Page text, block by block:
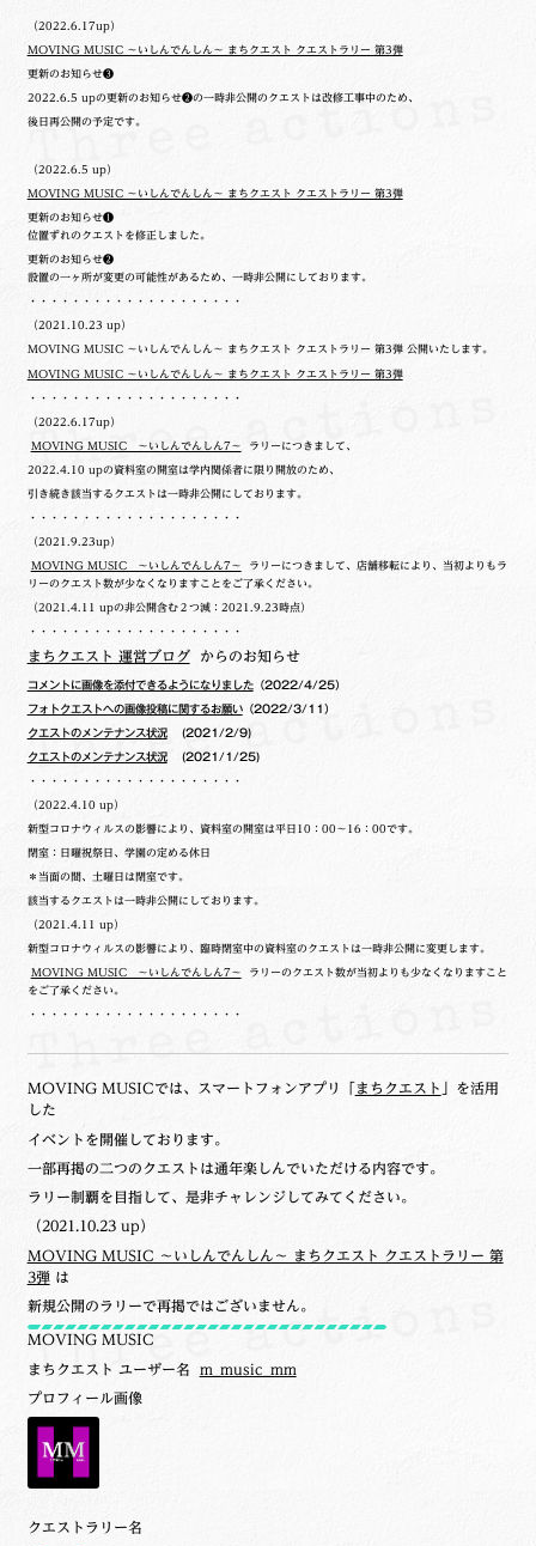
（2022.6.17up）
MOVING MUSIC ～いしんでんしん～ まちクエスト クエストラリー 第3弾
更新のお知らせ❸
2022.6.5 upの更新のお知らせ❷の一時非公開のクエストは改修工事中のため、
後日再公開の予定です。
（2022.6.5 up）
MOVING MUSIC ～いしんでんしん～ まちクエスト クエストラリー 第3弾
更新のお知らせ❶
位置ずれのクエストを修正しました。
更新のお知らせ❷
設置の一ヶ所が変更の可能性があるため、一時非公開にしております。
・・・・・・・・・・・・・・・・・・・・
（2021.10.23 up）
MOVING MUSIC ～いしんでんしん～ まちクエスト クエストラリー 第3弾 公開いたします。
MOVING MUSIC ～いしんでんしん～ まちクエスト クエストラリー 第3弾
・・・・・・・・・・・・・・・・・・・・
（2022.6.17up）
MOVING MUSIC ～いしんでんしん7～ ラリーにつきまして、
2022.4.10 upの 資料室の開室は学内関係者に限り開放のため、
引き続き該当するクエストは一時非公開にしております。
・・・・・・・・・・・・・・・・・・・・
（2021.9.23up）
MOVING MUSIC ～いしんでんしん7～ ラリーにつきまして、店舗移転により、当初よりもラ
リーのクエスト数が少なくなりますことをご了承ください。
（2021.4.11 upの非公開含む２つ減：2021.9.23時点）
・・・・・・・・・・・・・・・・・・・・
まちクエスト 運営ブログからのお知らせ
コメントに画像を添付できるようになりました（2022/4/25）
フォトクエストへの画像投稿に関するお願い（2022/3/11）
クエストのメンテナンス状況(2021/2/9)
クエストのメンテナンス状況(2021/1/25)
・・・・・・・・・・・・・・・・・・・・
（2022.4.10 up）
新型コロナウィルスの影響により、資料室の開室は平日10：00～16：00です。
閉室：日曜祝祭日、学園の定める休日
＊当面の間、土曜日は閉室です。
該当するクエストは一時非公開にしております。
（2021.4.11 up）
新型コロナウィルスの影響により、臨時閉室中の資料室のクエストは一時非公開に変更します。
MOVING MUSIC ～いしんでんしん7～ ラリーのクエスト数が当初よりも少なくなりますこと
をご了承ください。
・・・・・・・・・・・・・・・・・・・・
MOVING MUSICでは、スマートフォンアプリ「 まちクエスト
」を活用
した
イベントを開催しております。
一部再掲の二つのクエストは通年楽しんでいただける内容です。
ラリー制覇を目指して、是非チャレンジしてみてください。
（2021.10.23 up）
MOVING MUSIC ～いしんでんしん～ まちクエスト クエストラリー 第
3弾は
新規公開のラリーで再掲ではございません。
MOVING MUSIC
まちクエスト ユーザー名 m_music_mm
プロフィール画像
クエストラリー名